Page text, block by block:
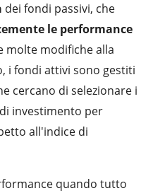
dei fondi passivi, che
le performance
molte modifiche alla
i fondi attivi sono gestiti
cercano di selezionare i
investimento per
all'indice di
quando tutto